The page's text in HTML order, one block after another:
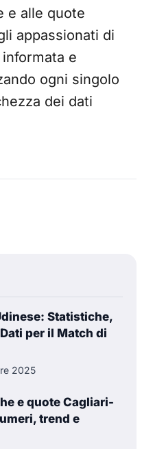
e alle quote
appassionati di
e
ogni singolo
dei dati
Statistiche,
per il Match di
2025
e quote Cagliari-
trend e